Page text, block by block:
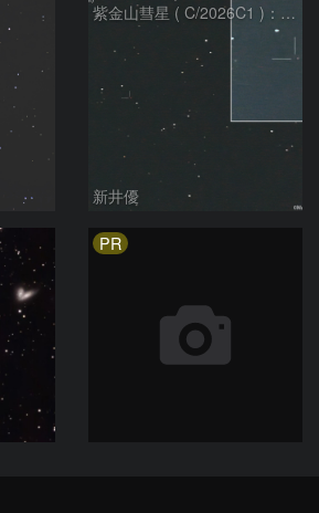
紫金山彗星 ( C/2026C1 )：2026/05/16
新井優
PR